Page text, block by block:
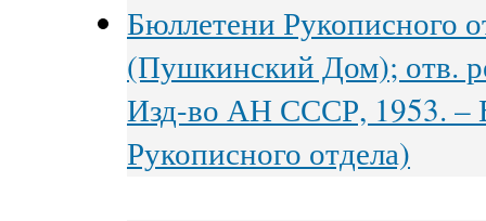
Бюллетени
(Пушкинский Дом); отв.
Изд-во АН СССР, 1953. –
Рукописного отдела)